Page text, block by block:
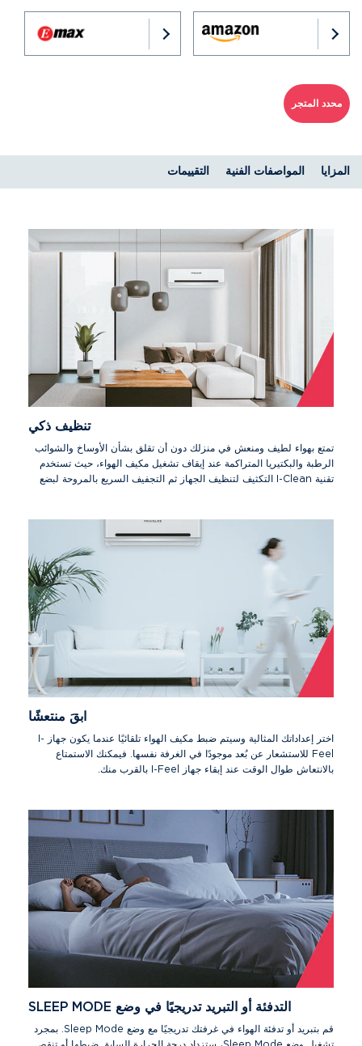
محدد المتجر
المزايا المواصفات الفنية التقييمات
تنظيف ذكي
تمتع بهواء لطيف ومنعش في منزلك دون أن تقلق بشأن الأوساخ والشوائب
الرطبة والبكتيريا المتراكمة عند إيقاف تشغيل مكيف الهواء، حيث تستخدم
تقنية I-Clean التكثيف لتنظيف الجهاز ثم التجفيف السريع بالمروحة لبضع
ابقَ منتعشًا
اختر إعداداتك المثالية وسيتم ضبط مكيف الهواء تلقائيًا عندما يكون جهاز I-
Feel للاستشعار عن بُعد موجودًا في الغرفة نفسها. فيمكنك الاستمتاع
بالانتعاش طوال الوقت عند إبقاء جهاز I-Feel بالقرب منك.
التدفئة أو التبريد تدريجيًا في وضع SLEEP MODE
قم بتبريد أو تدفئة الهواء في غرفتك تدريجيًا مع وضع Sleep Mode. بمجرد